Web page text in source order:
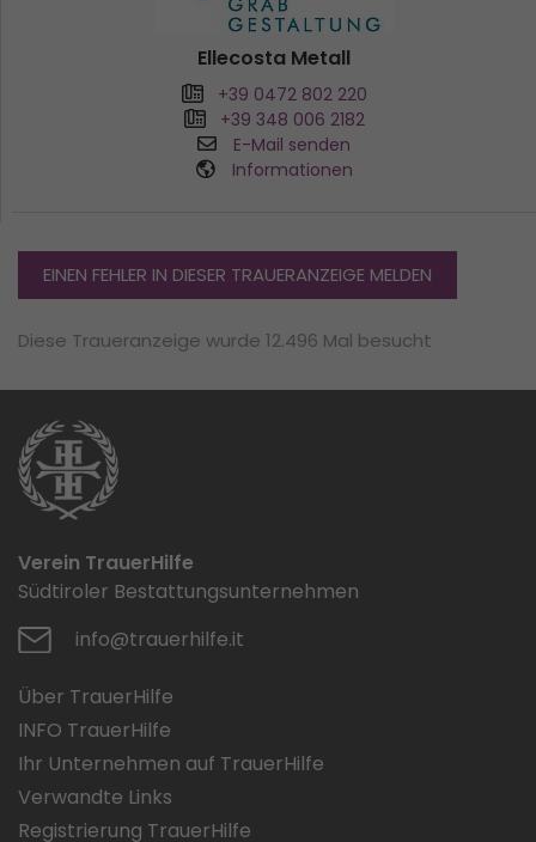
Ellecosta Metall
+39 0472 802 220
+39 348 006 2182
E-Mail senden
Informationen
EINEN FEHLER IN DIESER TRAUERANZEIGE MELDEN
Diese Traueranzeige wurde 12.496 Mal besucht
Verein TrauerHilfe
Südtiroler Bestattungsunternehmen
info@trauerhilfe.it
Über TrauerHilfe
INFO TrauerHilfe
Ihr Unternehmen auf TrauerHilfe
Verwandte Links
Registrierung TrauerHilfe